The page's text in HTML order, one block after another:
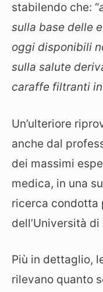
stabilendo che: “
sulla base delle
oggi disponibili
sulla salute
caraffe filtranti
Un’ulteriore
anche dal
dei massimi
medica, in una
ricerca condotta
dell’Università di
Più in dettaglio,
rilevano quanto